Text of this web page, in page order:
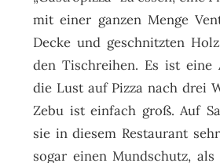
mit einer ganzen Menge
Decke und geschnitzten
den Tischreihen. Es ist eine
die Lust auf Pizza nach drei
Zebu ist einfach groß. Auf
sie in diesem Restaurant
sogar einen Mundschutz,